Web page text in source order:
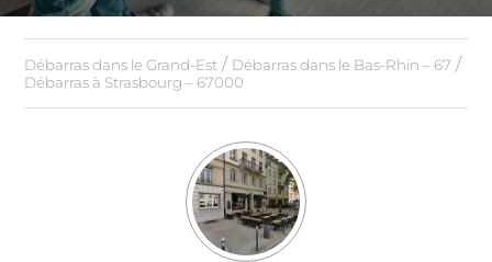
Débarras dans le Grand-Est / Débarras dans le Bas-Rhin – 67 /
Débarras à Strasbourg – 67000